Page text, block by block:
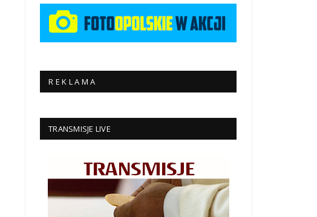
R E K L A M A
TRANSMISJE LIVE